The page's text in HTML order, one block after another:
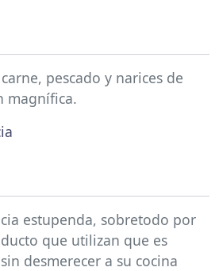
pescado y narices de
magnífica.
estupenda, sobretodo por
que utilizan que es
desmerecer a su cocina